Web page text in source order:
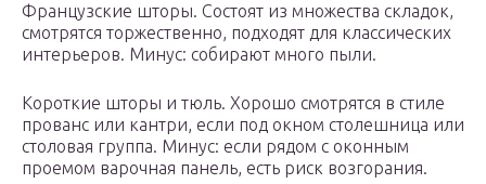
Французские шторы. Состоят из множества складок,
смотрятся торжественно, подходят для классических
интерьеров. Минус: собирают много пыли.
Короткие шторы и тюль. Хорошо смотрятся в стиле
прованс или кантри, если под окном столешница или
столовая группа. Минус: если рядом с оконным
проемом варочная панель, есть риск возгорания.